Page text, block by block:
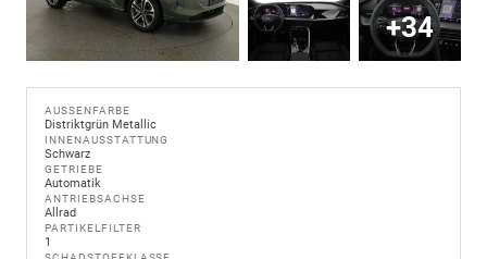
+34
AUSSENFARBE
Distriktgrün Metallic
INNENAUSSTATTUNG
Schwarz
GETRIEBE
Automatik
ANTRIEBSACHSE
Allrad
PARTIKELFILTER
1